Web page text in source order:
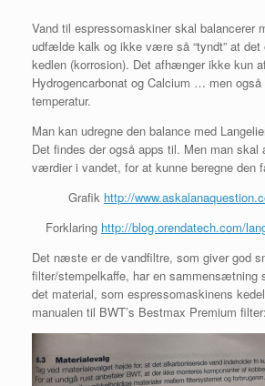
Vand til espressomaskiner skal balancerer
udfælde kalk og ikke være så “tyndt” at det
kedlen (korrosion). Det afhænger ikke kun
Hydrogencarbonat og Calcium … men
temperatur.
Man kan udregne den balance med
Det findes der også apps til. Men man skal
værdier i vandet, for at kunne beregne den
Grafik http://
Forklaring http://blog.orendatech.com/
Det næste er de vandfiltre, som giver god
filter/stempelkaffe, har en sammensætning
det material, som espressomaskinens
manualen til BWT’s Bestmax Premium filter: